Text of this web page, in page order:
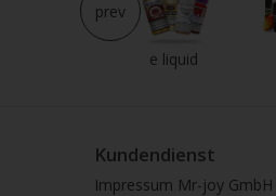
e liquid
prev
Kundendienst
Impressum Mr-joy GmbH